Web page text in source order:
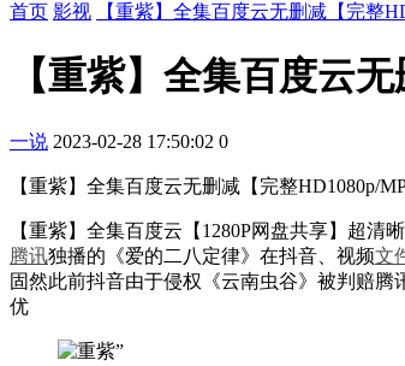
首页 影视 【重紫】全集百度云无删减【完整
【重紫】全集百度云
一说 2023-02-28 17:50:02 0
【重紫】全集百度云无删减【完整HD1080p/
【重紫】全集百度云【1280P网盘共享】超清
腾讯独播的《爱的二八定律》在抖音、视频文
固然此前抖音由于侵权《云南虫谷》被判赔
优